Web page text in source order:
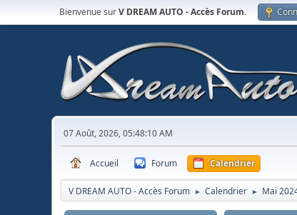
Bienvenue surV DREAM AUTO - Accès Forum.
07 Août, 2026, 05:48:10 AM
Accueil Forum Calendrier
V DREAM AUTO - Accès Forum ► Calendrier ► Mai